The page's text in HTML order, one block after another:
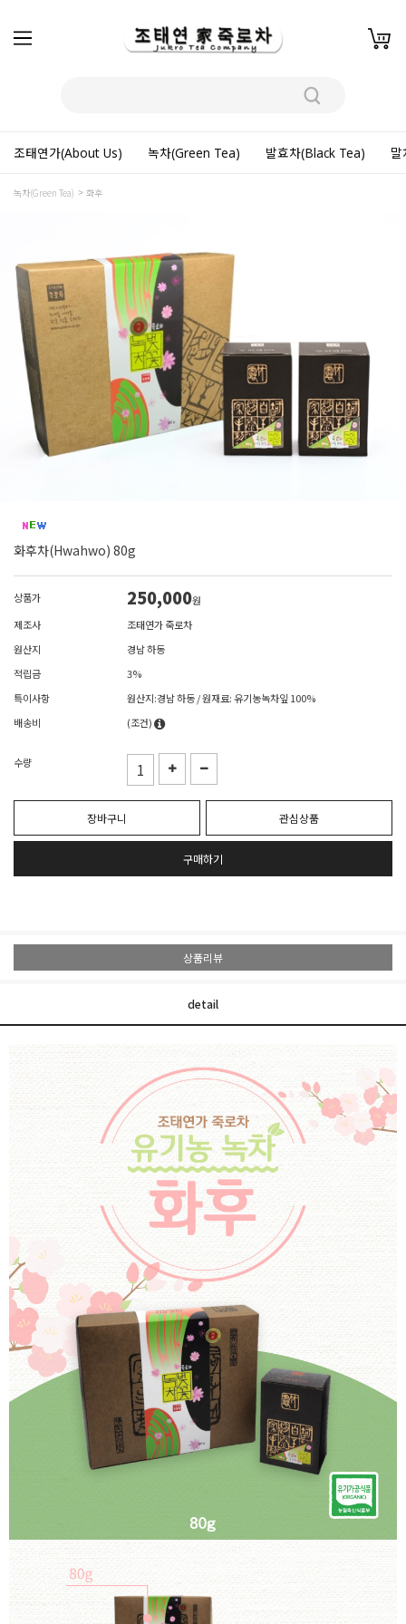
조태연가(About Us) 녹차(Green Tea) 발효차(Black Tea)
녹차(Green Tea) 화후
화후차(Hwahwo) 80g
상품가 250,000원
제조사
조태연가 죽로차
원산지
경남 하동
적립금
3%
특이사항
원산지:경남 하동 / 원재료: 유기농녹차잎 100%
배송비
(조건)
수량
장바구니 관심상품
구매하기
상품리뷰
detail